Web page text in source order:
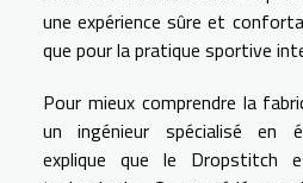
une expérience sûre et
que pour la pratique sportive
Pour mieux comprendre la
un ingénieur spécialisé en
explique que le